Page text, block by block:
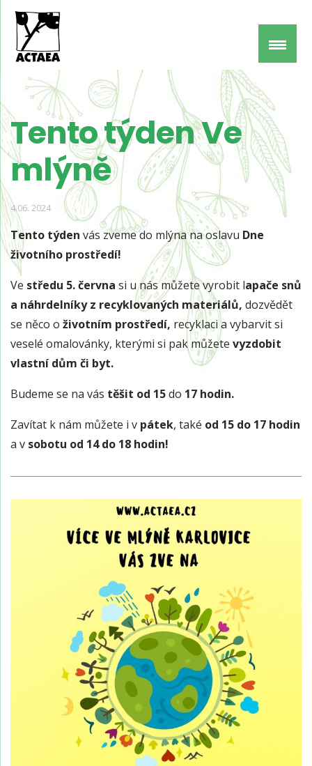
Tento týden Ve
mlýně
4.06. 2024
Tento týden vás zveme do mlýna na oslavu Dne
životního prostředí!
Ve středu 5. června si u nás můžete vyrobit lapače snů
a náhrdelníky z recyklovaných materiálů, dozvědět
se něco o životním prostředí, recyklaci a vybarvit si
veselé omalovánky, kterými si pak můžete vyzdobit
vlastní dům či byt.
Budeme se na vás těšit od 15do 17 hodin.
Zavítat k nám můžete i v pátek, také od 15 do 17 hodin
a v sobotu od 14 do 18 hodin!